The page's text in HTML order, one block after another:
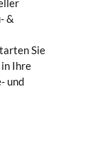
&
Sie
Ihre
und